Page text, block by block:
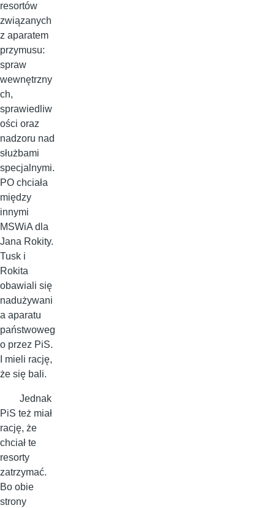
resortów
związanych
z aparatem
przymusu:
spraw
wewnętrzny
ch,
sprawiedliw
ości oraz
nadzoru nad
służbami
specjalnymi.
PO chciała
między
innymi
MSWiA dla
Jana Rokity.
Tusk i
Rokita
obawiali się
nadużywani
a aparatu
państwoweg
o przez PiS.
I mieli rację,
że się bali.
Jednak
PiS też miał
rację, że
chciał te
resorty
zatrzymać.
Bo obie
strony